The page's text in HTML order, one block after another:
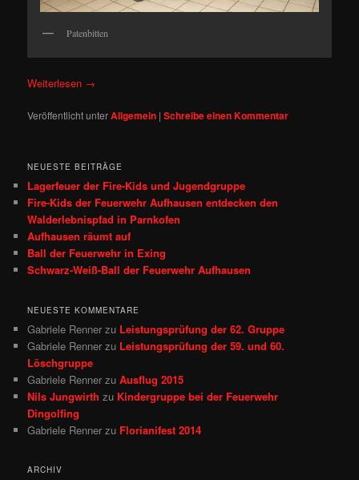
Patenbitten
Weiterlesen →
Veröffentlicht unterAllgemein |Schreibe einen Kommentar
NEUESTE BEITRÄGE
Lagerfeuer der Fire-Kids und Jugendgruppe
Fire‑Kids der Feuerwehr Aufhausen entdecken den
Walderlebnispfad in Parnkofen
Aufhausen räumt auf
Ball der Feuerwehr in Exing
Schwarz-Weiß-Ball der Feuerwehr Aufhausen
NEUESTE KOMMENTARE
Gabriele Renner zu Leistungsprüfung der 62. Gruppe
Gabriele Renner zu Leistungsprüfung der 59. und 60.
Löschgruppe
Gabriele Renner zuAusflug 2015
Nils Jungwirth zu Kindergruppe bei der Feuerwehr
Dingolfing
Gabriele Renner zu Florianifest 2014
ARCHIV